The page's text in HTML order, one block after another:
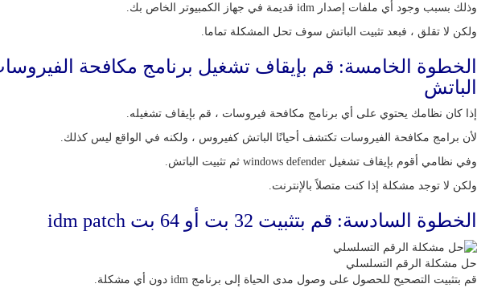
وذلك بسبب وجود أي ملفات إصدار idm قديمة في جهاز الكمبيوتر الخاص بك.
ولكن لا تقلق ، فبعد تثبيت الباتش سوف تحل المشكلة تماما.
الخطوة الخامسة: قم بإيقاف تشغيل برنامج مكافحة
الباتش
إذا كان نظامك يحتوي على أي برنامج مكافحة فيروسات ، قم بإيقاف تشغيله.
لأن برامج مكافحة الفيروسات تكتشف أحيانًا الباتش كفيروس ، ولكنه في الواقع ليس كذلك.
وفي نظامي أقوم بإيقاف تشغيل windows defender ثم تثبيت الباتش.
ولكن لا توجد مشكلة إذا كنت متصلاً بالإنترنت.
الخطوة السادسة: قم بتثبيت 32 بت أو 64 بت idm patch
حل مشكلة الرقم التسلسلي
قم بتثبيت التصحيح للحصول على وصول مدى الحياة إلى برنامج idm دون أي مشكلة.